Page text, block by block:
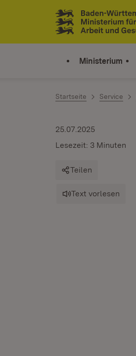
Zum Inhalt springen
Link zur Startseite
Ministerium
Startseite Service
25.07.2025
Lesezeit: 3 Minuten
Teilen
Text vorlesen